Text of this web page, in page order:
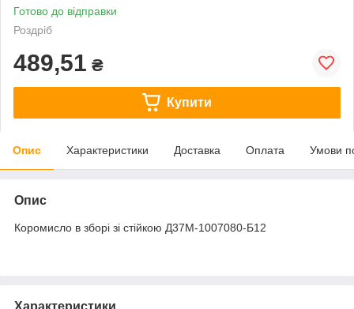
Готово до відправки
Роздріб
489,51 ₴
Купити
Опис Характеристики Доставка Оплата Умови
Опис
Коромисло в зборі зі стійкою Д37М-1007080-Б12
Характеристики